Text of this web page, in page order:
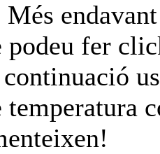
podeu fer
temperatura